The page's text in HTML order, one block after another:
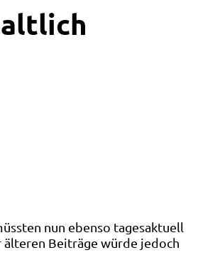
nun ebenso tagesaktuell
Beiträge würde jedoch